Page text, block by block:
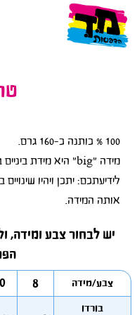
לידיעתכם: יתכן ויהיו
אותה המידה.
יש לבחור צבע
צבע/מידה 8
בורדו